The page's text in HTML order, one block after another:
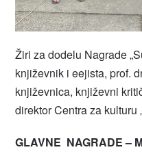
Žiri za dodelu Nagrade
književnik i eejista, prof.
književnica, književni
direktor Centra za kulturu
GLAVNE NAGRADE –